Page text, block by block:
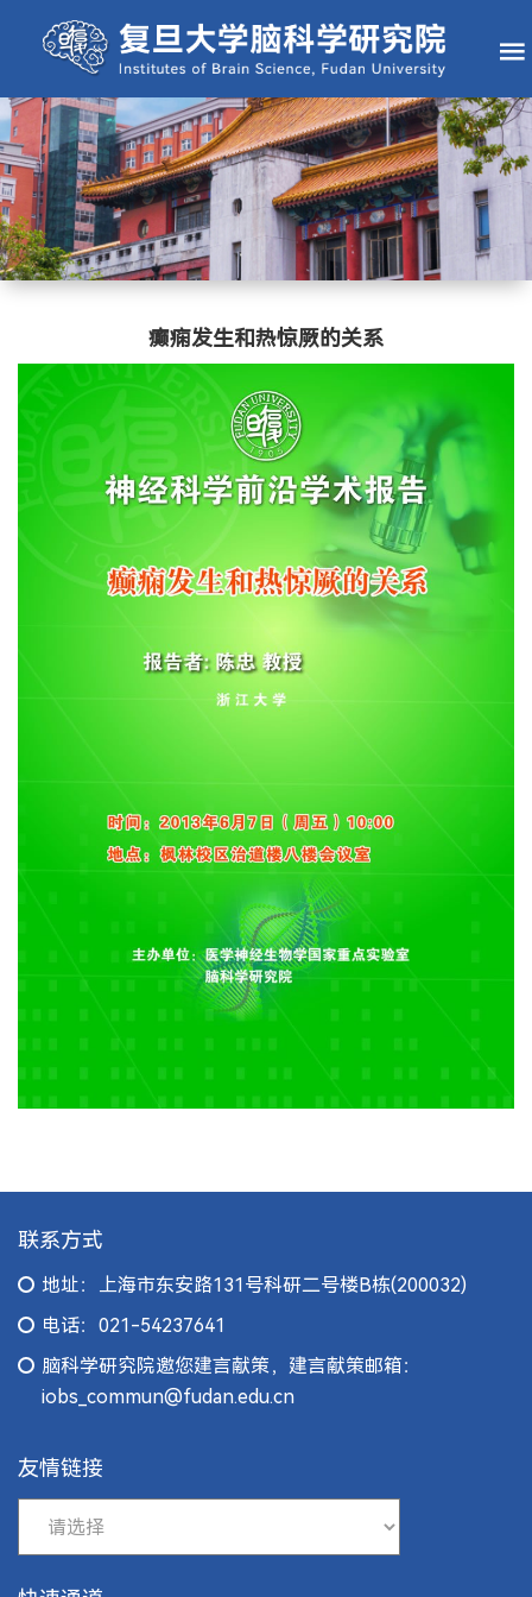
癫痫发生和热惊厥的关系
联系方式
地址：上海市东安路131号科研二号楼B栋(200032)
电话：021-54237641
脑科学研究院邀您建言献策，建言献策邮箱：
iobs_commun@fudan.edu.cn
友情链接